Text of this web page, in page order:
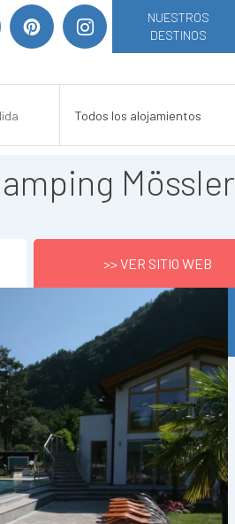
NUESTROS
DESTINOS
Mössler
>> VER SITIO WEB